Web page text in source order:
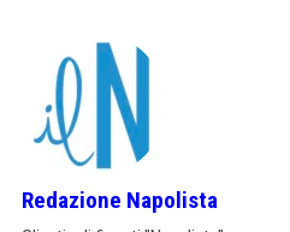
Redazione Napolista